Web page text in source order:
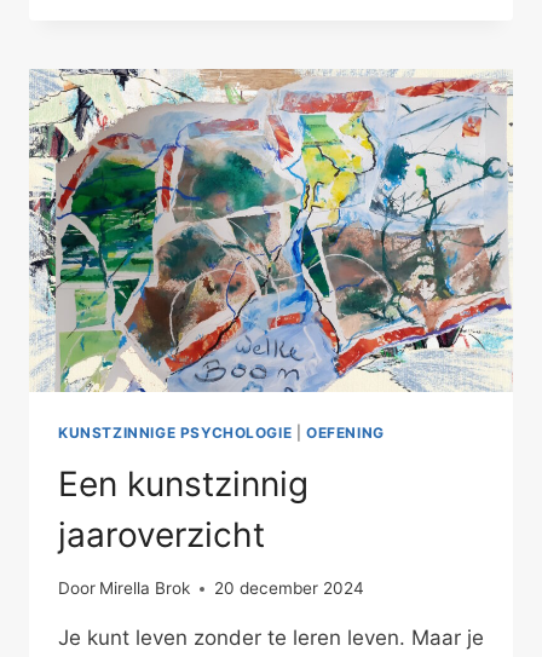
KUNSTZINNIGE PSYCHOLOGIE |OEFENING
Een kunstzinnig
jaaroverzicht
Door Mirella Brok 20 december 2024
Je kunt leven zonder te leren leven. Maar je